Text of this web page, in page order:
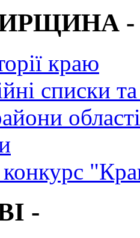
-
краю
списки
області
-